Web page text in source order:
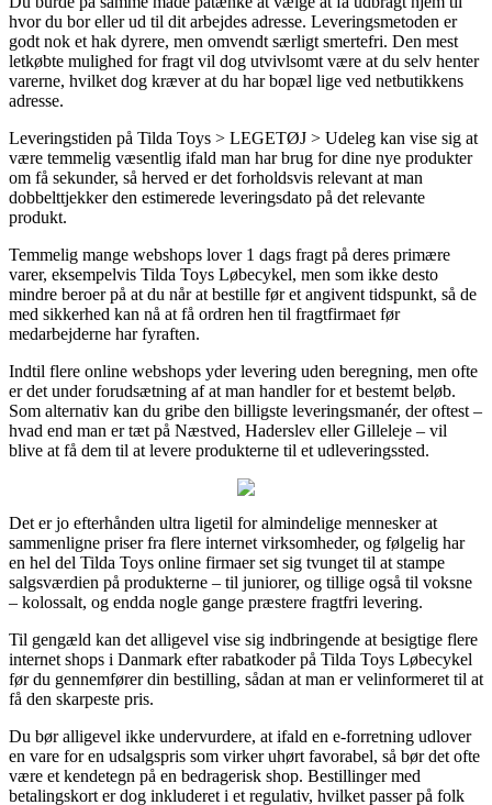
hvor du bor eller ud til dit arbejdes adresse. Leveringsmetoden er
godt nok et hak dyrere, men omvendt særligt smertefri. Den mest
letkøbte mulighed for fragt vil dog utvivlsomt være at du selv henter
varerne, hvilket dog kræver at du har bopæl lige ved netbutikkens
adresse.
Leveringstiden på Tilda Toys > LEGETØJ > Udeleg kan vise sig at
være temmelig væsentlig ifald man har brug for dine nye produkter
om få sekunder, så herved er det forholdsvis relevant at man
dobbelttjekker den estimerede leveringsdato på det relevante
produkt.
Temmelig mange webshops lover 1 dags fragt på deres primære
varer, eksempelvis Tilda Toys Løbecykel, men som ikke desto
mindre beroer på at du når at bestille før et angivent tidspunkt, så de
med sikkerhed kan nå at få ordren hen til fragtfirmaet før
medarbejderne har fyraften.
Indtil flere online webshops yder levering uden beregning, men ofte
er det under forudsætning af at man handler for et bestemt beløb.
Som alternativ kan du gribe den billigste leveringsmanér, der oftest –
hvad end man er tæt på Næstved, Haderslev eller Gilleleje – vil
blive at få dem til at levere produkterne til et udleveringssted.
Det er jo efterhånden ultra ligetil for almindelige mennesker at
sammenligne priser fra flere internet virksomheder, og følgelig har
en hel del Tilda Toys online firmaer set sig tvunget til at stampe
salgsværdien på produkterne – til juniorer, og tillige også til voksne
– kolossalt, og endda nogle gange præstere fragtfri levering.
Til gengæld kan det alligevel vise sig indbringende at besigtige flere
internet shops i Danmark efter rabatkoder på Tilda Toys Løbecykel
før du gennemfører din bestilling, sådan at man er velinformeret til at
få den skarpeste pris.
Du bør alligevel ikke undervurdere, at ifald en e-forretning udlover
en vare for en udsalgspris som virker uhørt favorabel, så bør det ofte
være et kendetegn på en bedragerisk shop. Bestillinger med
betalingskort er dog inkluderet i et regulativ, hvilket passer på folk